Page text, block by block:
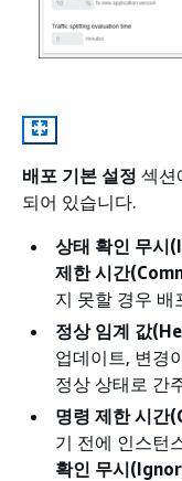
배포 기본 설정 섹션
되어 있습니다.
상태 확인 무시
제한 시간
지 못할 경우 배
정상 임계 값
업데이트, 변경
정상 상태로 간
명령 제한 시
기 전에 인스턴
확인 무시